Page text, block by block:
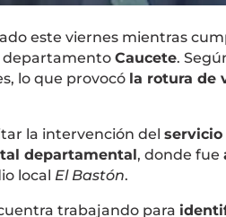
este viernes mientras
departamento Caucete.
lo que provocó la rotura de
la intervención del servicio
departamental, donde fue
local El Bastón.
trabajando para